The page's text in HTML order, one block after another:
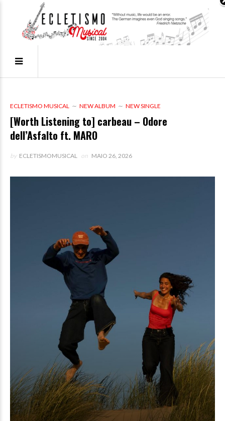
ECLETISMO MUSICAL NEW ALBUM NEW SINGLE
[Worth Listening to] carbeau – Odore
dell’Asfalto ft. MARO
by ECLETISMOMUSICAL on MAIO 26, 2026